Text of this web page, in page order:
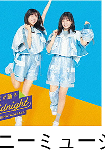
ーミュ